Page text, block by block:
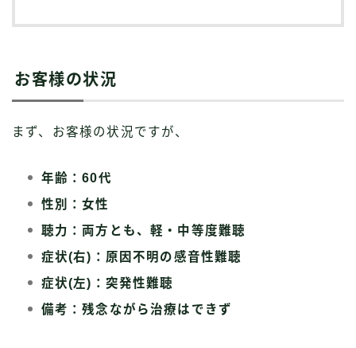
お客様の状況
まず、お客様の状況ですが、
年齢：60代
性別：女性
聴力：両方とも、軽・中等度難聴
症状(右)：原因不明の感音性難聴
症状(左)：突発性難聴
備考：残念ながら治療はできず